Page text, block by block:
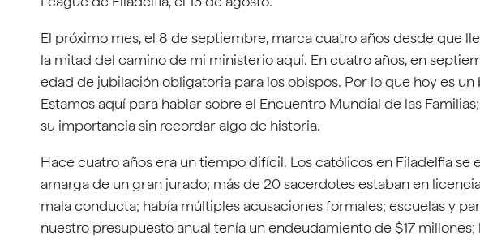
El próximo mes, el 8 de septiembre, marca cuatro años desde que
la mitad del camino de mi ministerio aquí. En cuatro años, en
edad de jubilación obligatoria para los obispos. Por lo que hoy es
Estamos aquí para hablar sobre el Encuentro Mundial de las
su importancia sin recordar algo de historia.
Hace cuatro años era un tiempo difícil. Los católicos en Filadelfia
amarga de un gran jurado; más de 20 sacerdotes estaban en
mala conducta; había múltiples acusaciones formales; escuelas y
nuestro presupuesto anual tenía un endeudamiento de $17